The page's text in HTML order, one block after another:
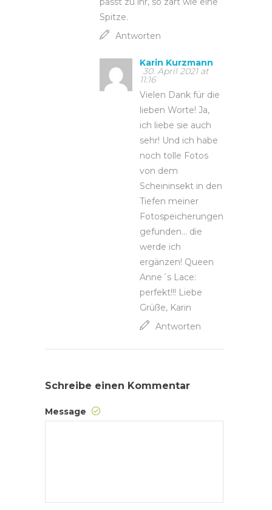
Spitze.
Antworten
Karin Kurzmann
30. April 2021 at
11:16
Vielen Dank für die
lieben Worte! Ja,
ich liebe sie auch
sehr! Und ich habe
noch tolle Fotos
von dem
Scheininsekt in den
Tiefen meiner
Fotospeicherungen
gefunden… die
werde ich
ergänzen! Queen
Anne´s Lace:
perfekt!!! Liebe
Grüße, Karin
Antworten
Schreibe einen Kommentar
Message